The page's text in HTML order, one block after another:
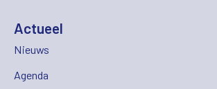
Actueel
Nieuws
Agenda